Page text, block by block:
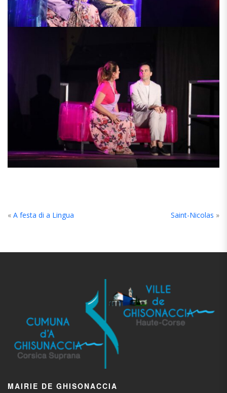
« A festa di a Lingua Saint-Nicolas »
MAIRIE DE GHISONACCIA